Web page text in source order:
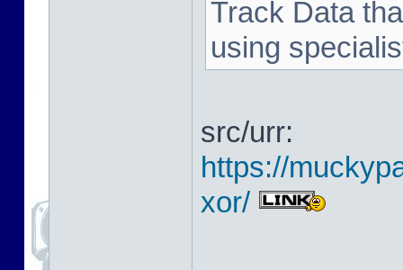
Track Data
using
src/urr:
https://
xor/